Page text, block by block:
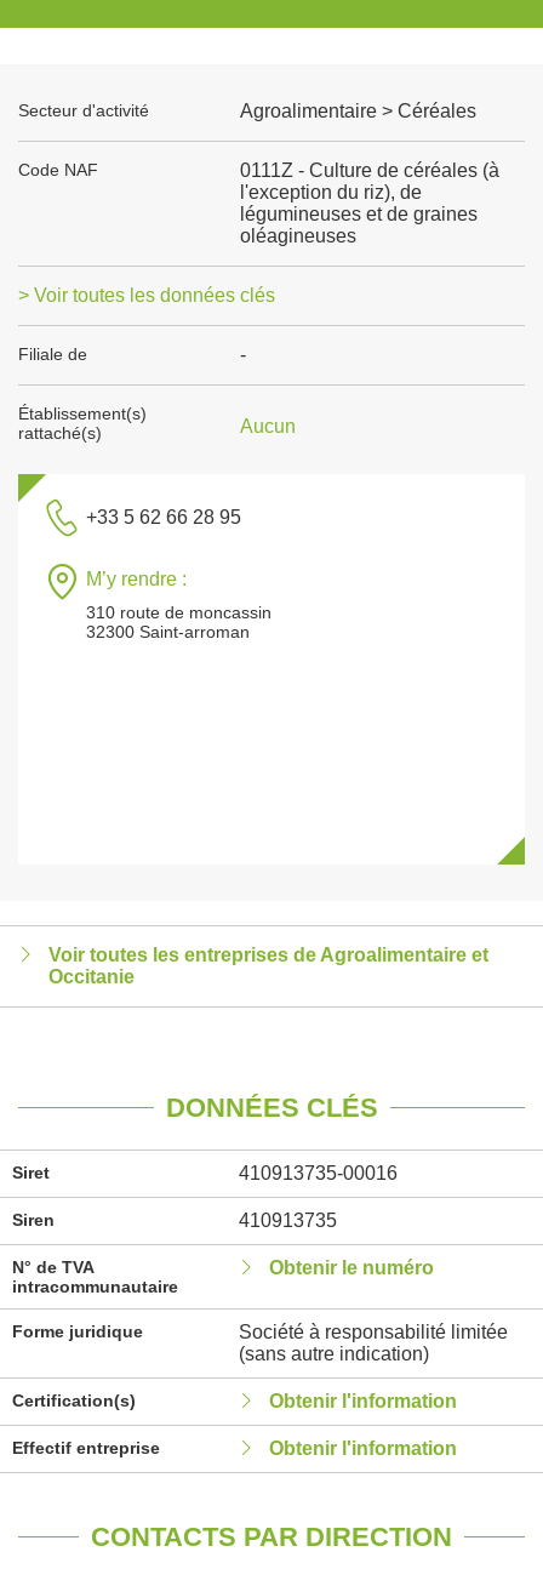
Secteur d'activité Agroalimentaire > Céréales
Code NAF
0111Z - Culture de céréales (à
l'exception du riz), de
légumineuses et de graines
oléagineuses
> Voir toutes les données clés
Filiale de -
Établissement(s)
rattaché(s)
Aucun
+33 5 62 66 28 95
M’y rendre :
310 route de moncassin
32300 Saint-arroman
Voir toutes les entreprises de Agroalimentaire et
Occitanie
DONNÉES CLÉS
Siret 410913735-00016
Siren 410913735
N° de TVA
intracommunautaire
Obtenir le numéro
Forme juridique
Société à responsabilité limitée
(sans autre indication)
Certification(s) Obtenir l'information
Effectif entreprise Obtenir l'information
CONTACTS PAR DIRECTION